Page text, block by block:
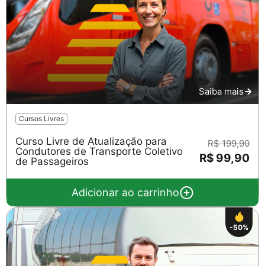
Saiba mais
Cursos Livres
Curso Livre de Atualização para
Condutores de Transporte Coletivo
de Passageiros
R$ 199,90
R$ 99,90
Adicionar ao carrinho
-50%